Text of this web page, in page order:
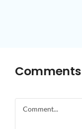
Comments
Comment